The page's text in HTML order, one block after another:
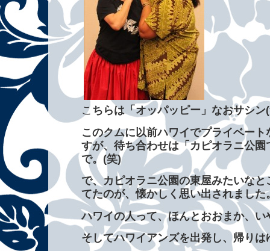
こ ちらは「オッパッピー」なおサシン
このクムに以前ハワイでプライベー
すが、待ち合わせは「カピオラニ公
で。(笑)
で、カピオラニ公園の東屋みたいな
てたのが、懐かしく思い出されました
ハワイの人って、ほんとおおまか、い
そしてハワイアンズを出発し、帰り